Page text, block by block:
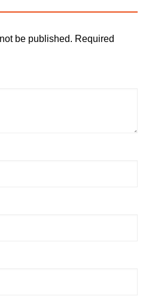
be published. Required